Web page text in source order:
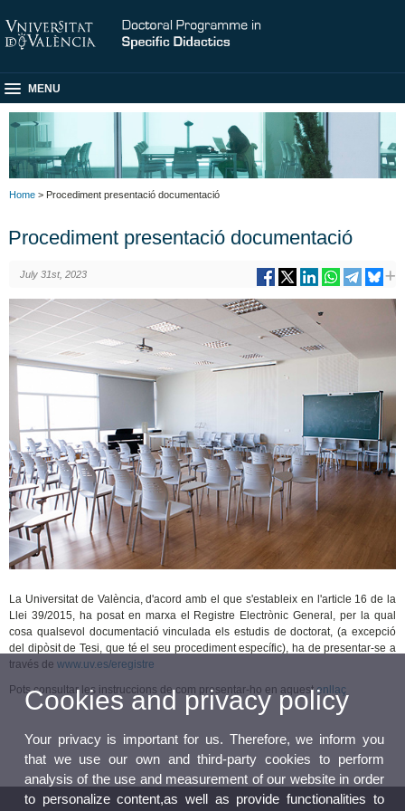
MENU
Home > Procediment presentació documentació
Procediment presentació documentació
July 31st, 2023
La Universitat de València, d'acord amb el que s'estableix en l'article 16 de la
Llei 39/2015, ha posat en marxa el Registre Electrònic General, per la qual
cosa qualsevol documentació vinculada els estudis de doctorat, (a excepció
del dipòsit de Tesi, que té el seu procediment específic), ha de presentar-se a
través dewww.uv.es/eregistre
Pots consultar les instruccions de com presentar-ho en aquest enllaç
Cookies and privacy policy
Your privacy is important for us. Therefore, we inform you
that we use our own and third-party cookies to perform
analysis of the use and measurement of our website in order
to personalize content,as well as provide functionalities to